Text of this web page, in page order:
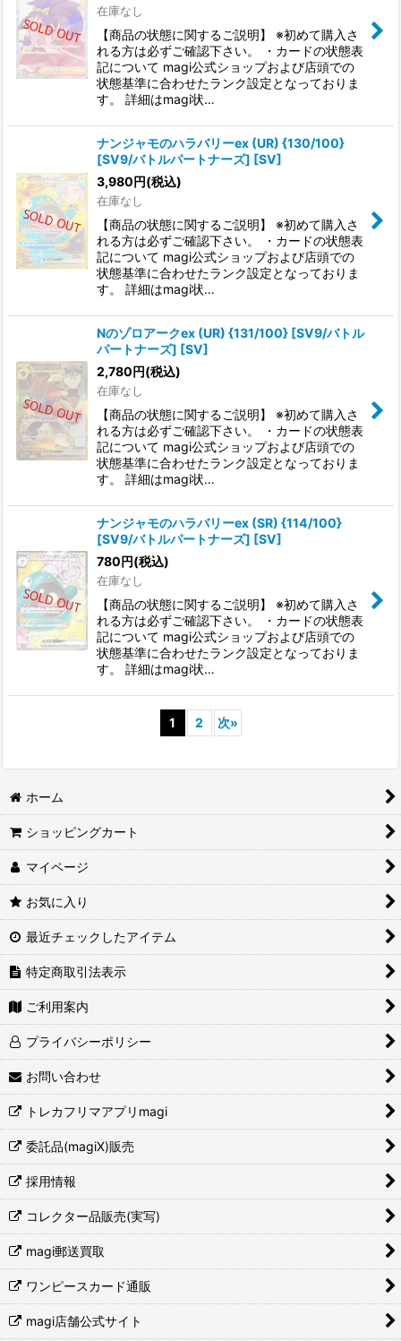
在庫なし
【商品の状態に関するご説明】 ※初めて購入さ
れる方は必ずご確認下さい。 ・カードの状態表
記について magi公式ショップおよび店頭での
状態基準に合わせたランク設定となっておりま
す。 詳細はmagi状…
ナンジャモのハラバリーex (UR) {130/100}
[SV9/バトルパートナーズ] [SV]
3,980円(税込)
在庫なし
【商品の状態に関するご説明】 ※初めて購入さ
れる方は必ずご確認下さい。 ・カードの状態表
記について magi公式ショップおよび店頭での
状態基準に合わせたランク設定となっておりま
す。 詳細はmagi状…
Nのゾロアークex (UR) {131/100} [SV9/バトル
パートナーズ] [SV]
2,780円(税込)
在庫なし
【商品の状態に関するご説明】 ※初めて購入さ
れる方は必ずご確認下さい。 ・カードの状態表
記について magi公式ショップおよび店頭での
状態基準に合わせたランク設定となっておりま
す。 詳細はmagi状…
ナンジャモのハラバリーex (SR) {114/100}
[SV9/バトルパートナーズ] [SV]
780円(税込)
在庫なし
【商品の状態に関するご説明】 ※初めて購入さ
れる方は必ずご確認下さい。 ・カードの状態表
記について magi公式ショップおよび店頭での
状態基準に合わせたランク設定となっておりま
す。 詳細はmagi状…
1 2 次»
ホーム
ショッピングカート
マイページ
お気に入り
最近チェックしたアイテム
特定商取引法表示
ご利用案内
プライバシーポリシー
お問い合わせ
トレカフリマアプリmagi
委託品(magiX)販売
採用情報
コレクター品販売(実写)
magi郵送買取
ワンピースカード通販
magi店舗公式サイト